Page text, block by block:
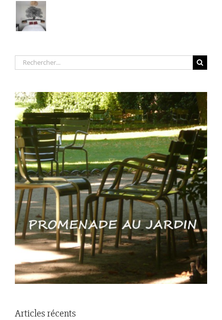
Rechercher:
Articles récents